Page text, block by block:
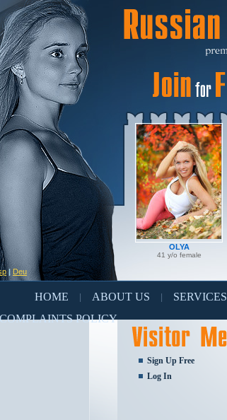
| Deu
OLYA
41 y/o female
HOME ABOUT US SERVICES
POLICY
Sign Up Free
Log In